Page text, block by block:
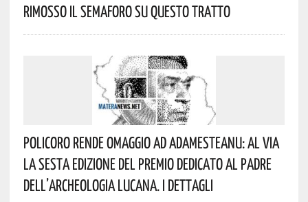
Rimosso Il Semaforo Su Questo Tratto
Policoro Rende Omaggio Ad Adamesteanu: Al Via
La Sesta Edizione Del Premio Dedicato Al Padre
Dell’archeologia Lucana. I Dettagli